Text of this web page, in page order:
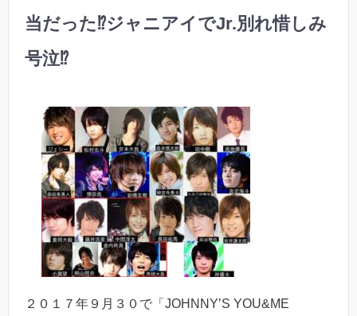
当だった⁉︎ジャニアイでJr.別れ惜しみ
号泣⁉︎
２０１７年９月３０で「JOHNNY’S YOU&ME